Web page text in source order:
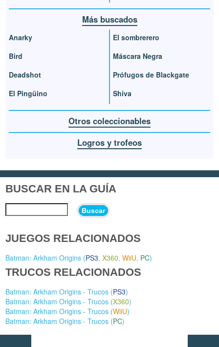
Más buscados
Anarky
Bird
Deadshot
El Pingüino
El sombrerero
Máscara Negra
Prófugos de Blackgate
Shiva
Otros coleccionables
Logros y trofeos
BUSCAR EN LA GUÍA
Buscar
JUEGOS RELACIONADOS
Batman: Arkham Origins (PS3,X360,WiiU, PC)
TRUCOS RELACIONADOS
Batman: Arkham Origins - Trucos (PS3)
Batman: Arkham Origins - Trucos (X360)
Batman: Arkham Origins - Trucos (WiiU)
Batman: Arkham Origins - Trucos (PC)